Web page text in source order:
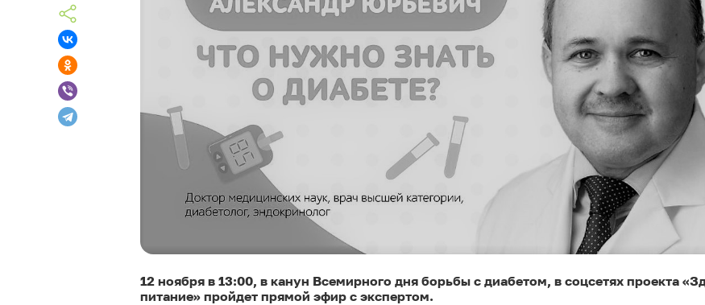
12 ноября в 13:00, в канун Всемирного дня борьбы с диабетом, в соцсетях проекта
питание» пройдет прямой эфир с экспертом.